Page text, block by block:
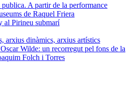
publica. A partir de la performance
de Raquel Friera
al Pirineu submarí
arxius dinàmics, arxius artístics
Wilde: un recorregut pel fons de la
Folch i Torres